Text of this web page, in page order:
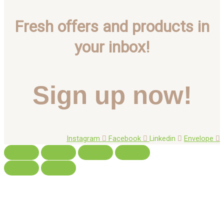
Fresh offers and products in
your inbox!
Sign up now!
Instagram Facebook Linkedin Envelope